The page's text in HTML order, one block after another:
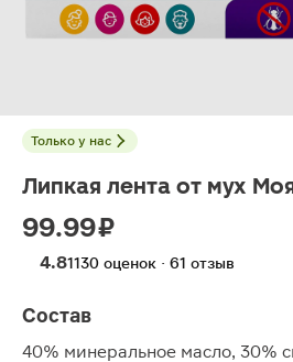
Только у нас
Липкая лента от мух
99.99 ₽
4.81130 оценок · 61 отзыв
Состав
40% минеральное масло, 30%